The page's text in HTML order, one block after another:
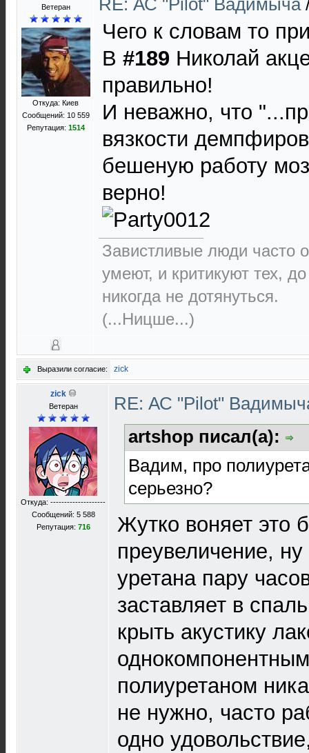
Ветеран
Откуда: Киев
Сообщений: 10 559
Репутация: 1514
RE: АС "Pilot" Вадимыча
Чего к словам то
В #189 Николай
правильно!
И неважно, что
вязкости
бешеную работу
верно!
Завистливые люди часто
умеют, и критикуют тех,
никогда не дотянуться.
(...Ницше...)
Выразили согласие: zick
zick
Ветеран
Откуда: --------------------
Сообщений: 5 588
Репутация: 716
RE: АС "Pilot"
artshop писал(а):
Вадим, про
серьезно?
Жутко воняет это
преувеличение,
уретана пару
заставляет в
крыть акустику
полиуретаном
не нужно, часто
одно